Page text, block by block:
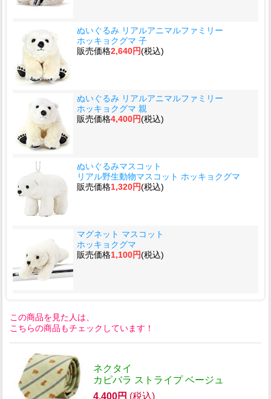
ぬいぐるみ リアルアニマルファミリー
ホッキョクグマ 子
販売価格2,640円(税込)
ぬいぐるみ リアルアニマルファミリー
ホッキョクグマ 親
販売価格4,400円(税込)
ぬいぐるみマスコット
リアル野生動物マスコット ホッキョクグマ
販売価格1,320円(税込)
マグネット マスコット
ホッキョクグマ
販売価格1,100円(税込)
この商品を見た人は、
こちらの商品もチェックしています！
ネクタイ
カピバラ ストライプ ベージュ
4,400円 (税込)